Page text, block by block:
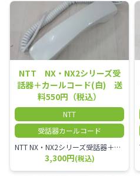
NTT NX・NX2シリーズ受
話器＋カールコード(白) 送
料550円（税込）
NTT
受話器カールコード
NTT NX・NX2シリーズ受話器＋カールコード
3,300円(税込)